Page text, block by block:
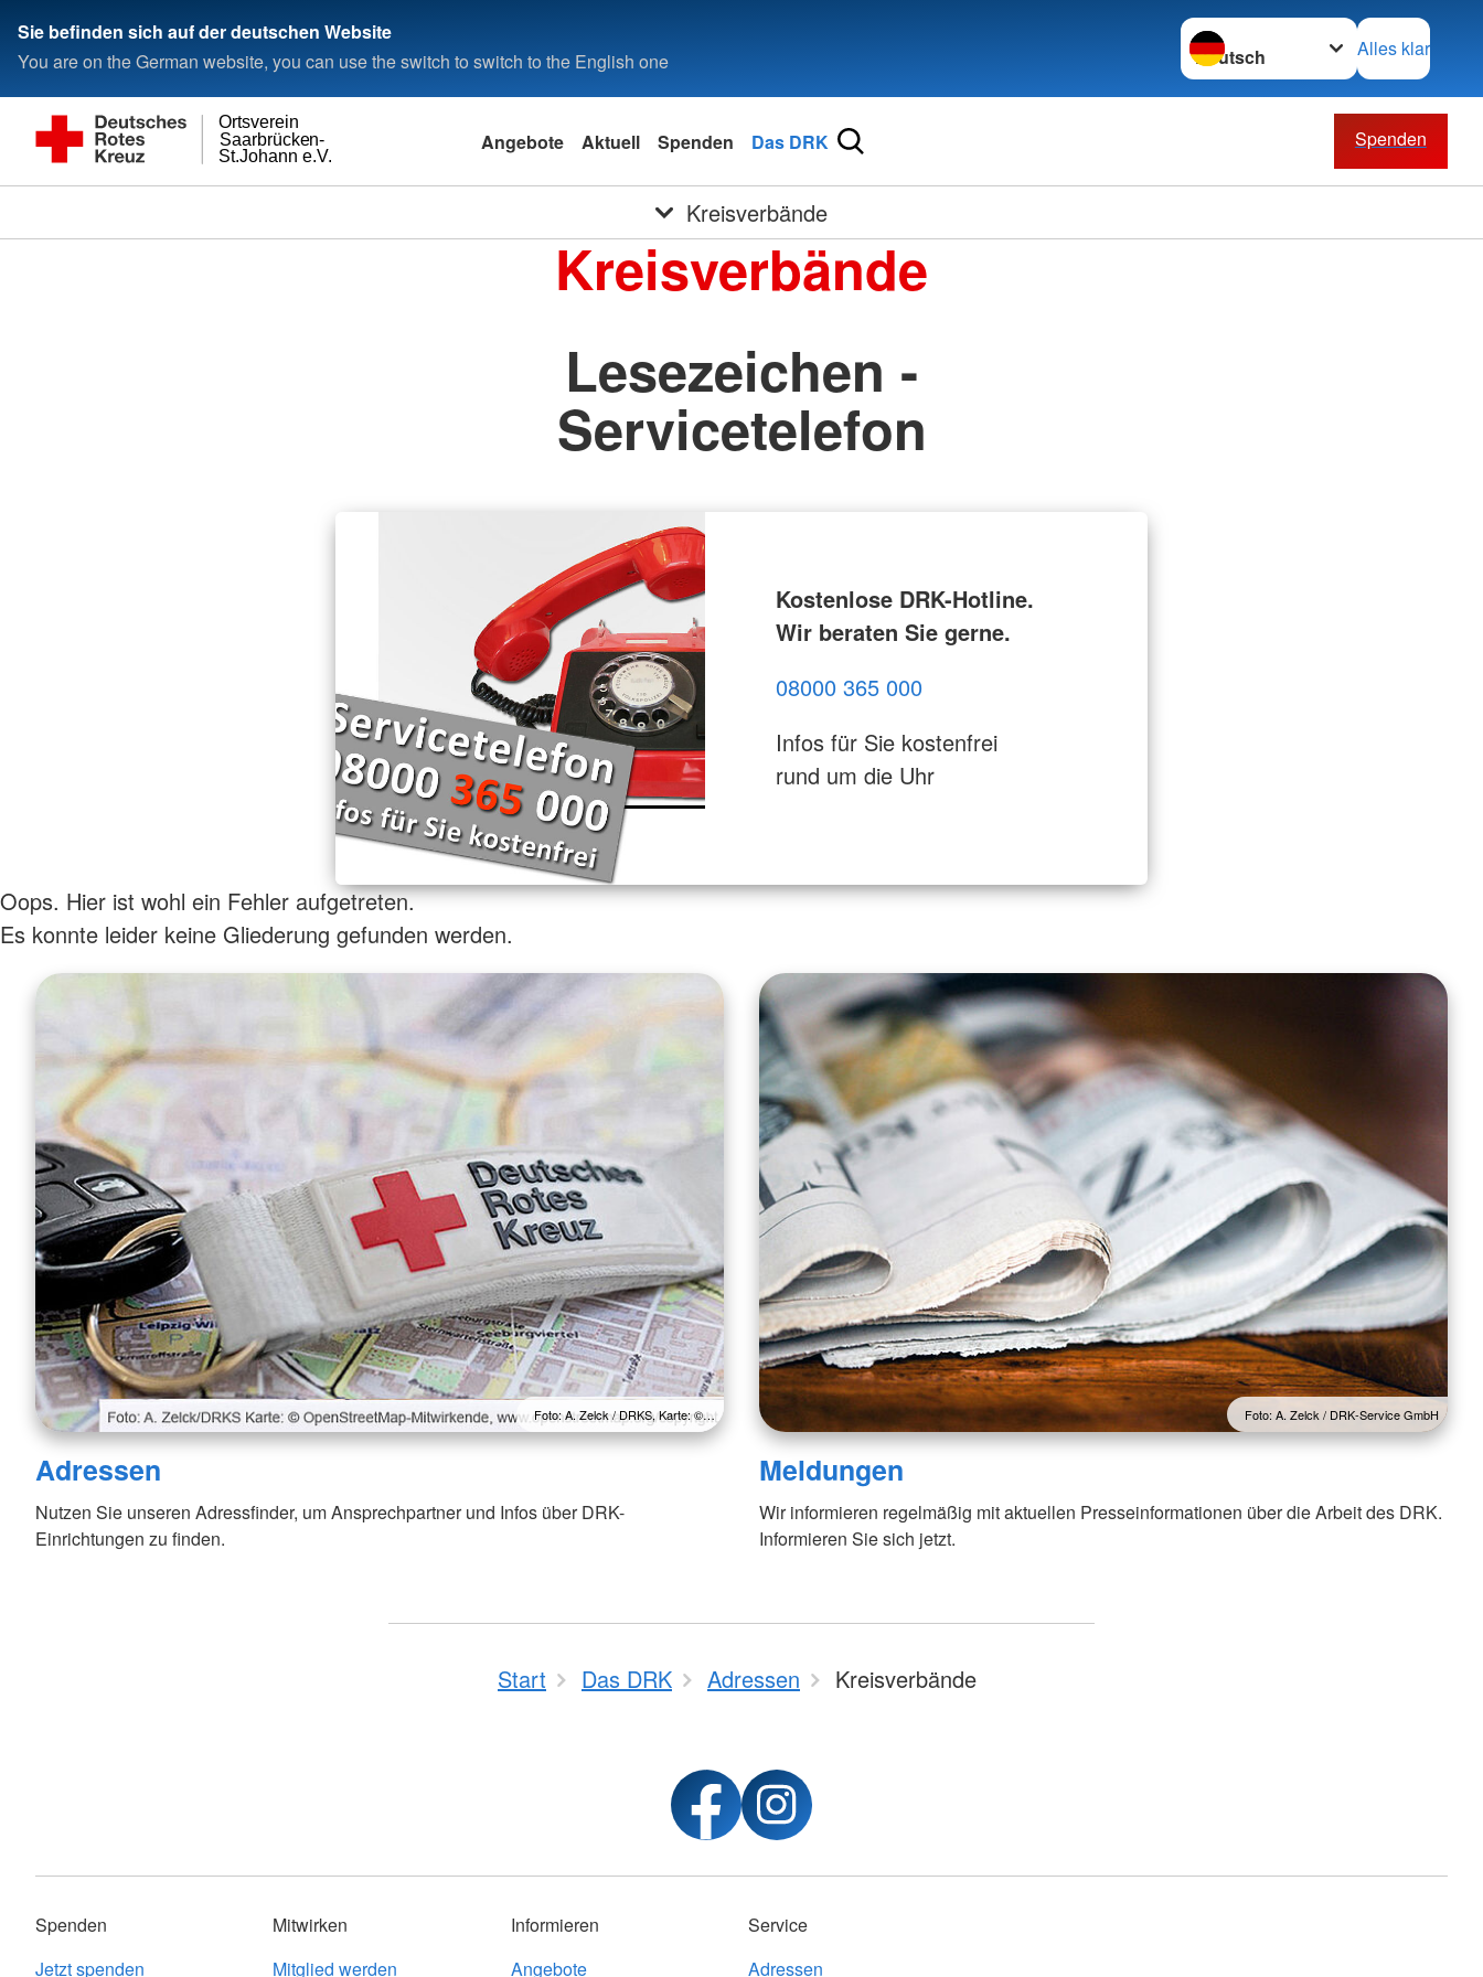
Sie befinden sich auf der deutschen Website
You are on the German website, you can use the switch to switch to the English one
Sprache wechseln zu
Alles klar
St.Johann e.V.
Saarbrücken-
Ortsverein
Angebote Aktuell Spenden Das DRK Spenden
Kreisverbände
Kreisverbände
Lesezeichen -
Servicetelefon
Kostenlose DRK-Hotline.
Wir beraten Sie gerne.
08000 365 000
Infos für Sie kostenfrei
rund um die Uhr
Oops. Hier ist wohl ein Fehler aufgetreten.
Es konnte leider keine Gliederung gefunden werden.
Foto: A. Zelck / DRKS, Karte: ©…
Adressen
Nutzen Sie unseren Adressfinder, um Ansprechpartner und Infos über DRK-
Einrichtungen zu finden.
Foto: A. Zelck / DRK-Service GmbH
Meldungen
Wir informieren regelmäßig mit aktuellen Presseinformationen über die Arbeit des DRK.
Informieren Sie sich jetzt.
Start Das DRK Adressen Kreisverbände
Spenden
Jetzt spenden
Mitwirken
Mitglied werden
Informieren
Angebote
Service
Adressen